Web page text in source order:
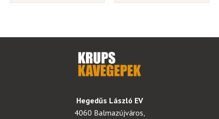
Hegedűs László EV
4060 Balmazújváros,